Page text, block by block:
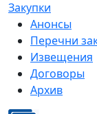
Закупки
Анонсы
Перечни
Извещения
Договоры
Архив